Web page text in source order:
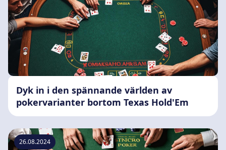
Dyk in i den spännande världen av
pokervarianter bortom Texas Hold'Em
26.08.2024